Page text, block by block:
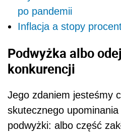
po pandemii
Inflacja a stopy
Podwyżka albo
konkurencji
Jego zdaniem jesteśmy
skutecznego
podwyżki: albo część